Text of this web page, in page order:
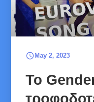
schedule May 2, 2023
Το